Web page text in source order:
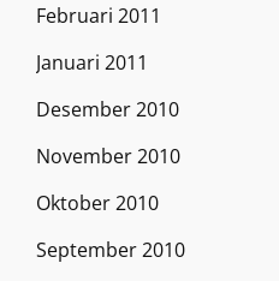
Februari 2011
Januari 2011
Desember 2010
November 2010
Oktober 2010
September 2010